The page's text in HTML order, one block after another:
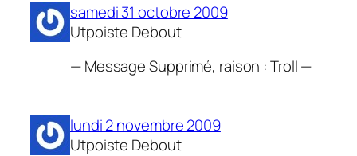
samedi 31 octobre 2009
Utpoiste Debout
— Message Supprimé, raison : Troll —
lundi 2 novembre 2009
Utpoiste Debout